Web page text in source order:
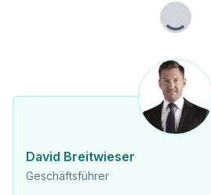
Lade...
David Breitwieser
Geschäftsführer